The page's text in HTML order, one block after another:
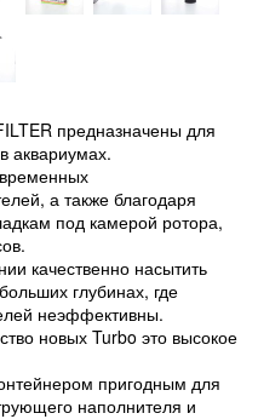
предназначены для
аквариумах.
а также благодаря
под камерой ротора,
качественно насытить
глубинах, где
неэффективны.
новых Turbo это высокое
пригодным для
наполнителя и